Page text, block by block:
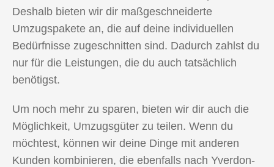
Deshalb bieten wir dir maßgeschneiderte
Umzugspakete an, die auf deine individuellen
Bedürfnisse zugeschnitten sind. Dadurch zahlst du
nur für die Leistungen, die du auch tatsächlich
benötigst.
Um noch mehr zu sparen, bieten wir dir auch die
Möglichkeit, Umzugsgüter zu teilen. Wenn du
möchtest, können wir deine Dinge mit anderen
Kunden kombinieren, die ebenfalls nach Yverdon-